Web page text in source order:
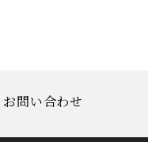
お問い合わせ